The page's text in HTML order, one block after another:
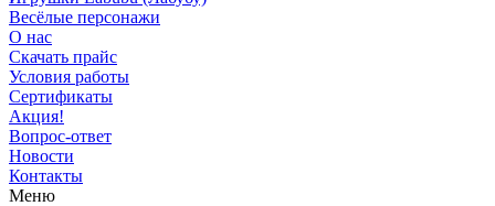
Весёлые персонажи
О нас
Скачать прайс
Условия работы
Сертификаты
Акция!
Вопрос-ответ
Новости
Контакты
Меню